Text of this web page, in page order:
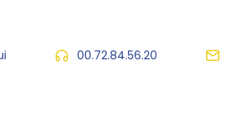
00.72.84.56.20